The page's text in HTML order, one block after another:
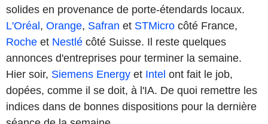
solides en provenance de porte-étendards locaux.
L'Oréal, Orange, Safran et STMicro côté France,
Roche et Nestlé côté Suisse. Il reste quelques
annonces d'entreprises pour terminer la semaine.
Hier soir, Siemens Energy et Intel ont fait le job,
dopées, comme il se doit, à l'IA. De quoi remettre les
indices dans de bonnes dispositions pour la dernière